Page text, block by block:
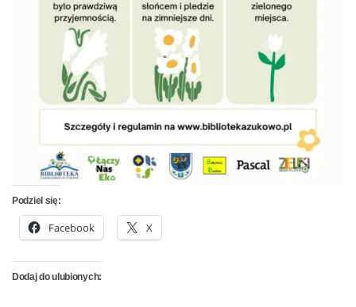
Podziel się:
Facebook X
Dodaj do ulubionych: